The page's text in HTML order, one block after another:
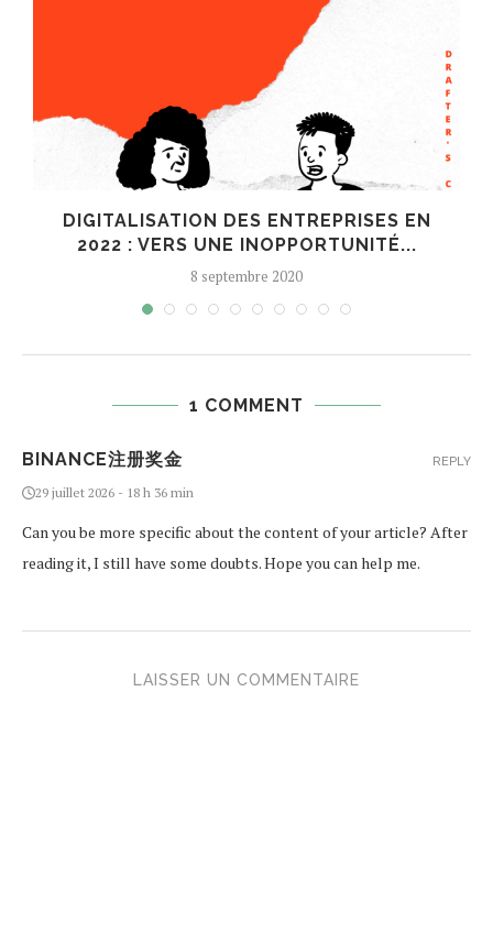
DIGITALISATION DES ENTREPRISES EN
2022 : VERS UNE INOPPORTUNITÉ...
8 septembre 2020
1 COMMENT
BINANCE注册奖金
29 juillet 2026 - 18 h 36 min
Can you be more specific about the content of your article? After
reading it, I still have some doubts. Hope you can help me.
REPLY
LAISSER UN COMMENTAIRE